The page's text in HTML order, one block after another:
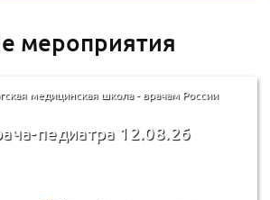
мероприятия
медицинская школа - врачам России
педиатра 12.08.26